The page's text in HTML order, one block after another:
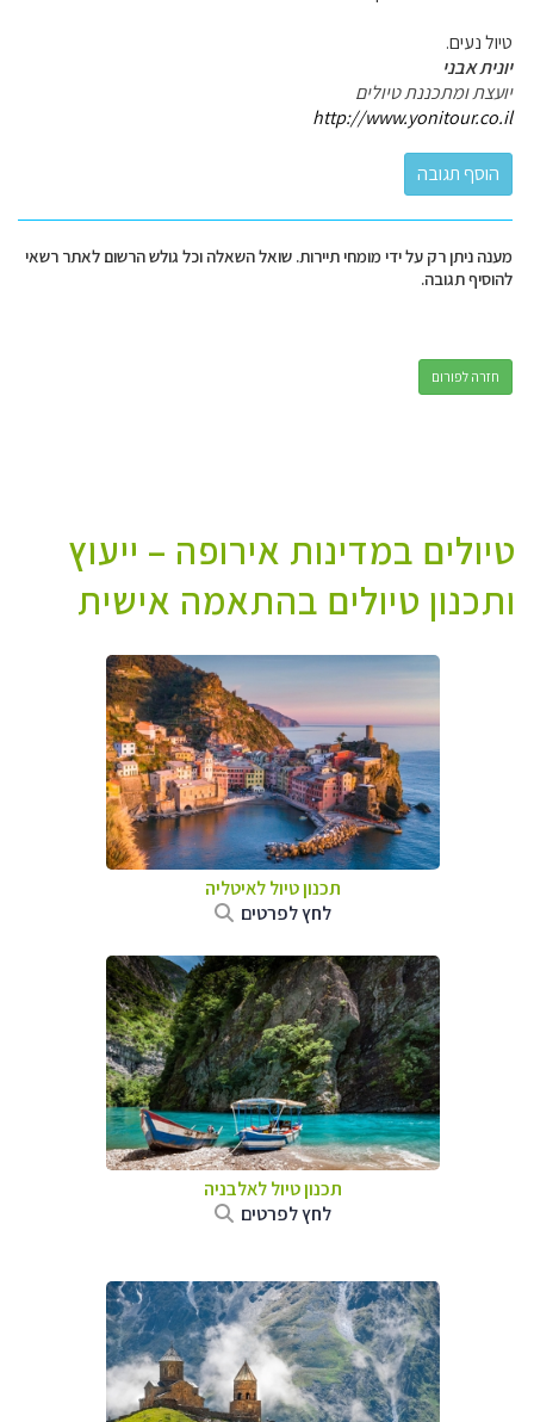
טיול נעים.
יונית אבני
יועצת ומתכננת טיולים
http://www.yonitour.co.il
מענה ניתן רק על ידי מומחי תיירות. שואל השאלה וכל גולש הרשום לאתר רשאי
להוסיף תגובה.
חזרה לפורום
טיולים במדינות אירופה – ייעוץ
ותכנון טיולים בהתאמה אישית
תכנון טיול לאיטליה
לחץ לפרטים
תכנון טיול לאלבניה
לחץ לפרטים